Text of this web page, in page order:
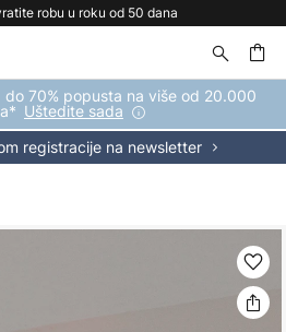
robu u roku od 50 dana
| do 70% popusta na više od 20.000
Uštedite sada
registracije na newsletter